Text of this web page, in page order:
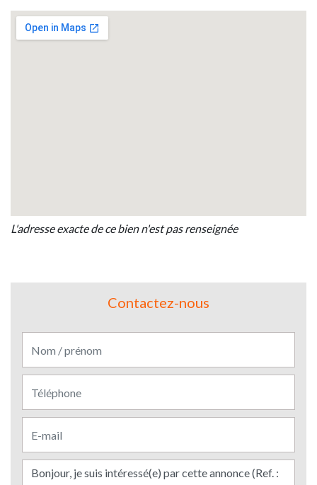
L'adresse exacte de ce bien n'est pas renseignée
Contactez-nous